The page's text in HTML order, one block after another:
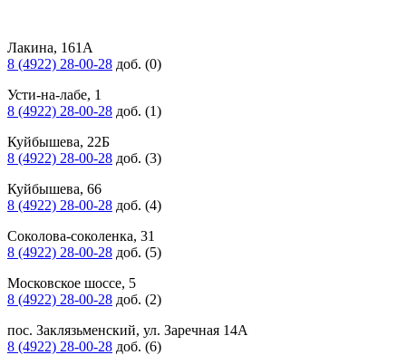
Лакина, 161А
8 (4922) 28-00-28 доб. (0)
Усти-на-лабе, 1
8 (4922) 28-00-28 доб. (1)
Куйбышева, 22Б
8 (4922) 28-00-28 доб. (3)
Куйбышева, 66
8 (4922) 28-00-28 доб. (4)
Соколова-соколенка, 31
8 (4922) 28-00-28 доб. (5)
Московское шоссе, 5
8 (4922) 28-00-28 доб. (2)
пос. Заклязьменский, ул. Заречная 14А
8 (4922) 28-00-28 доб. (6)